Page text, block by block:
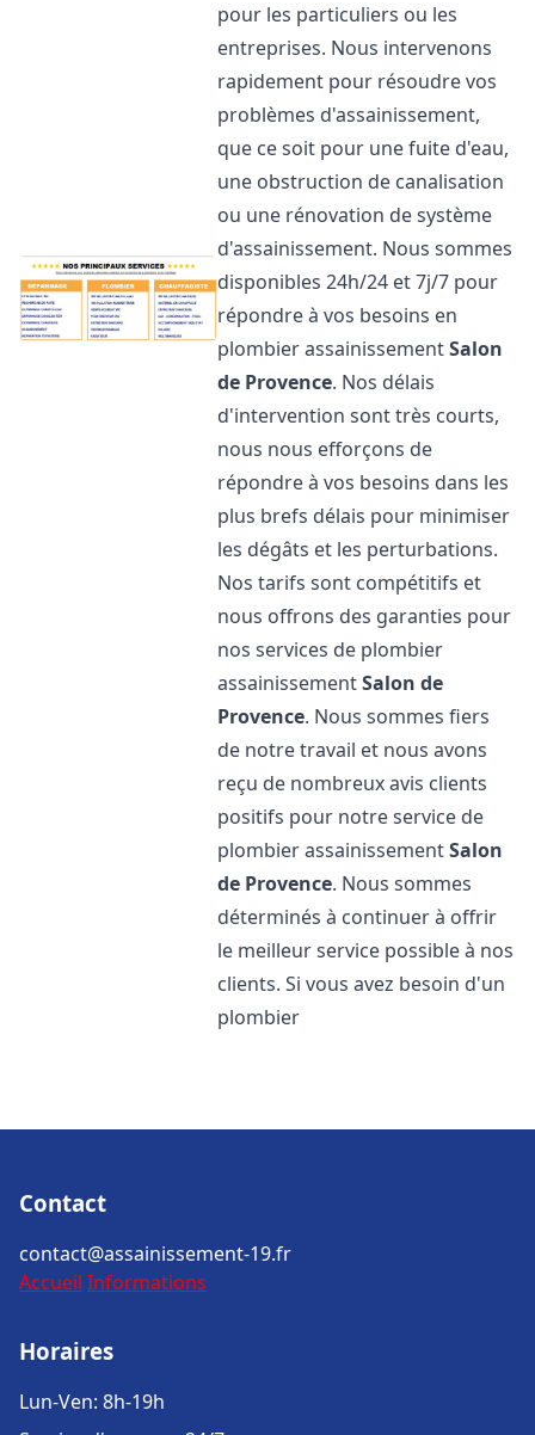
pour les particuliers ou les
entreprises. Nous intervenons
rapidement pour résoudre vos
problèmes d'assainissement,
que ce soit pour une fuite d'eau,
une obstruction de canalisation
ou une rénovation de système
d'assainissement. Nous sommes
disponibles 24h/24 et 7j/7 pour
répondre à vos besoins en
plombier assainissementSalon
de Provence. Nos délais
d'intervention sont très courts,
nous nous efforçons de
répondre à vos besoins dans les
plus brefs délais pour minimiser
les dégâts et les perturbations.
Nos tarifs sont compétitifs et
nous offrons des garanties pour
nos services de plombier
assainissementSalon de
Provence. Nous sommes fiers
de notre travail et nous avons
reçu de nombreux avis clients
positifs pour notre service de
plombier assainissementSalon
de Provence. Nous sommes
déterminés à continuer à offrir
le meilleur service possible à nos
clients. Si vous avez besoin d'un
plombier
Contact
contact@assainissement-19.fr
Accueil Informations
Horaires
Lun-Ven: 8h-19h